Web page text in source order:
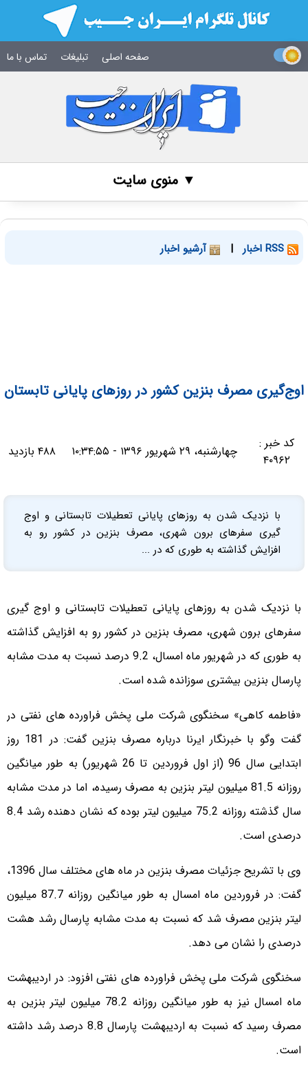
صفحه اصلی تبلیغات تماس با ما
▼ منوی سایت
| آرشیو اخبار
اوج‌گیری مصرف بنزین کشور در روزهای پایانی تابستان
کد خبر :
۴۰۹۶۲
چهارشنبه، ۲۹ شهریور ۱۳۹۶ - ۱۰:۳۴:۵۵ ۴۸۸ بازدید
با نزدیک شدن به روزهای پایانی تعطیلات تابستانی و اوج
گیری سفرهای برون شهری، مصرف بنزین در کشور رو به
افزایش گذاشته به طوری که در ...
با نزدیک شدن به روزهای پایانی تعطیلات تابستانی و اوج گیری
سفرهای برون شهری، مصرف بنزین در کشور رو به افزایش گذاشته
به طوری که در شهریور ماه امسال، 9.2 درصد نسبت به مدت مشابه
پارسال بنزین بیشتری سوزانده شده است.
«فاطمه کاهی» سخنگوی شرکت ملی پخش فراورده های نفتی در
گفت وگو با خبرنگار ایرنا درباره مصرف بنزین گفت: در 181 روز
ابتدایی سال 96 (از اول فروردین تا 26 شهریور) به طور میانگین
روزانه 81.5 میلیون لیتر بنزین به مصرف رسیده، اما در مدت مشابه
سال گذشته روزانه 75.2 میلیون لیتر بوده که نشان دهنده رشد 8.4
درصدی است.
وی با تشریح جزئیات مصرف بنزین در ماه های مختلف سال 1396،
گفت: در فروردین ماه امسال به طور میانگین روزانه 87.7 میلیون
لیتر بنزین مصرف شد که نسبت به مدت مشابه پارسال رشد هشت
درصدی را نشان می دهد.
سخنگوی شرکت ملی پخش فراورده های نفتی افزود: در اردیبهشت
ماه امسال نیز به طور میانگین روزانه 78.2 میلیون لیتر بنزین به
مصرف رسید که نسبت به اردیبهشت پارسال 8.8 درصد رشد داشته
است.